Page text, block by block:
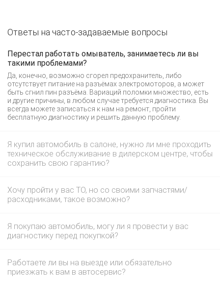
Ответы на часто-задаваемые вопросы
Перестал работать омыватель, занимаетесь ли вы
такими проблемами?
Да, конечно, возможно сгорел предохранитель, либо
отсутствует питание на разъёмах электромоторов, а может
быть сгнил пин разъёма. Вариаций поломки множество, есть
и другие причины, в любом случае требуется диагностика. Вы
всегда можете записаться к нам на ремонт, пройти
бесплатную диагностику и решить данную проблему.
Я купил автомобиль в салоне, нужно ли мне проходить
техническое обслуживание в дилерском центре, чтобы
сохранить свою гарантию?
Хочу пройти у вас ТО, но со своими запчастями/
расходниками, такое возможно?
Я покупаю автомобиль, могу ли я провести у вас
диагностику перед покупкой?
Работаете ли вы на выезде или обязательно
приезжать к вам в автосервис?